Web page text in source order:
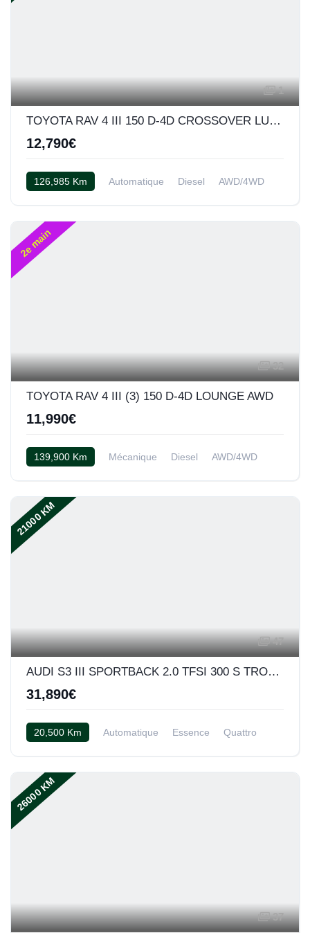
1
TOYOTA RAV 4 III 150 D-4D CROSSOVER LUXE BVA AWD
12,790€
126,985 Km Automatique Diesel
AWD/4WD
2e main
32
TOYOTA RAV 4 III (3) 150 D-4D LOUNGE AWD
11,990€
139,900 Km Mécanique Diesel
AWD/4WD
21000 KM
47
AUDI S3 III SPORTBACK 2.0 TFSI 300 S TRONIC
31,890€
20,500 Km Automatique Essence
Quattro
26000 KM
37